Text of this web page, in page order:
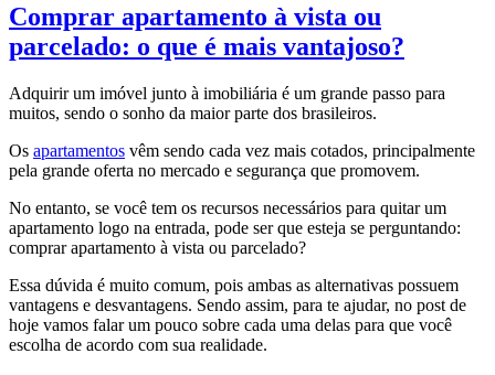
Comprar apartamento à vista ou
parcelado: o que é mais vantajoso?
Adquirir um imóvel junto à imobiliária é um grande passo para
muitos, sendo o sonho da maior parte dos brasileiros.
Os apartamentos vêm sendo cada vez mais cotados, principalmente
pela grande oferta no mercado e segurança que promovem.
No entanto, se você tem os recursos necessários para quitar um
apartamento logo na entrada, pode ser que esteja se perguntando:
comprar apartamento à vista ou parcelado?
Essa dúvida é muito comum, pois ambas as alternativas possuem
vantagens e desvantagens. Sendo assim, para te ajudar, no post de
hoje vamos falar um pouco sobre cada uma delas para que você
escolha de acordo com sua realidade.